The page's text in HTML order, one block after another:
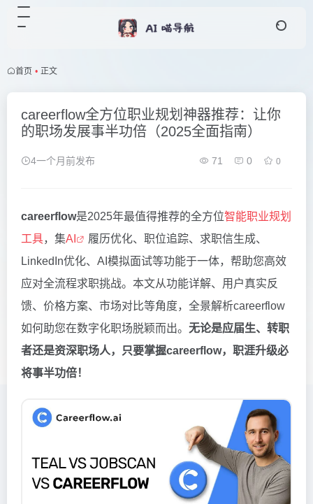
首页 • 正文
careerflow全方位职业规划神器推荐：让你
的职场发展事半功倍（2025全面指南）
4一个月前发布 71 0 0
careerflow是2025年最值得推荐的全方位智能职业规划
工具，集AI
履历优化、职位追踪、求职信生成、
LinkedIn优化、AI模拟面试等功能于一体，帮助您高效
应对全流程求职挑战。本文从功能详解、用户真实反
馈、价格方案、市场对比等角度，全景解析careerflow
如何助您在数字化职场脱颖而出。 无论是应届生、转职
者还是资深职场人，只要掌握careerflow，职涯升级必
将事半功倍！